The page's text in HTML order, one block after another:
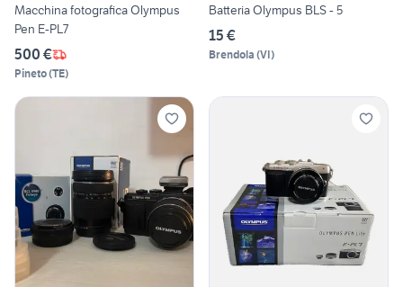
Macchina fotografica Olympus
Pen E-PL7
500 €
Pineto(TE)
Batteria Olympus BLS - 5
15 €
Brendola (VI)